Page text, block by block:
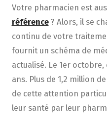
Votre pharmacien est
référence? Alors, il se
continu de votre
fournit un schéma de
actualisé. Le 1er
ans. Plus de 1,2 million
de cette attention
leur santé par leur